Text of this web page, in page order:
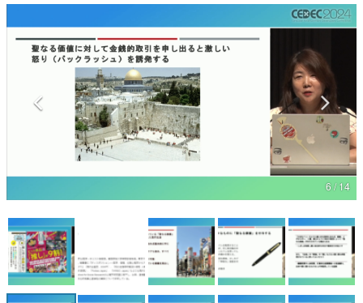
なんでゲームは面白い？
ゲーム開発者・hamatsu氏がゲームの魅力を画面や操作の
具体的な形から解き明かしていく、硬派で骨太な評論連載
です。
ゲームが変えた日本語
「経験値」「裏技」「ラスボス」… ゲームにまつわる言葉
の起源や用法の変遷を、コンピューター文化史研究家・タ
イニーP氏が徹底調査。
カテゴリ
マンガ
女性向け
アプリレビュー
6 / 14